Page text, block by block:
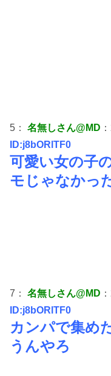
5： 名無しさん@MD
ID:j8bORlTF0
可愛い女の子
モじゃなかっ
7： 名無しさん@MD
ID:j8bORlTF0
カンパで集め
うんやろ